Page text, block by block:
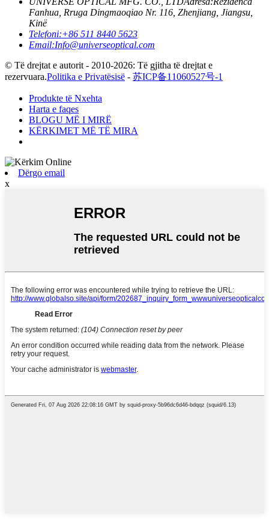
Fanhua, Rruga Dingmaoqiao Nr. 116, Zhenjiang, Jiangsu,
Kinë
Telefoni:+86 511 8440 5623
Email:Info@universeoptical.com
© Të drejtat e autorit - 2010-2026: Të gjitha të drejtat e
rezervuara.Politika e Privatësisë - 苏ICP备11060527号-1
Produkte të Nxehta
Harta e faqes
BLOGU MË I MIRË
KËRKIMET MË TË MIRA
Dërgo email
x